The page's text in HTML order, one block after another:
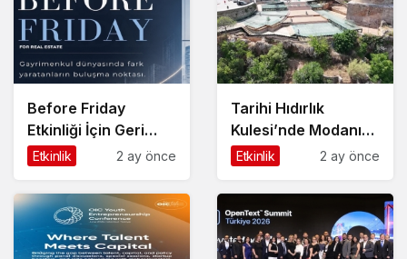
Before Friday
Etkinliği İçin Geri
Sayım!
Etkinlik 2 ay önce
Tarihi Hıdırlık
Kulesi’nde Modanın
Büyülü Gecesi:
Etkinlik 2 ay önce